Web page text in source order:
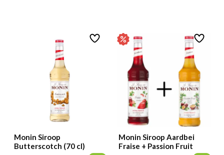
€15,66.
Monin Siroop
Butterscotch (70 cl)
Monin Siroop Aardbei
Fraise + Passion Fruit